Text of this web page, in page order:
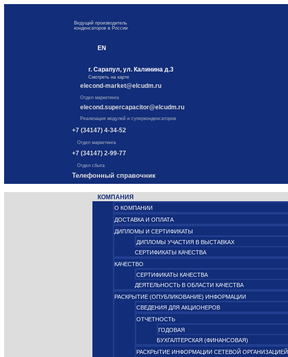
Ведущий производитель
конденсаторов в России
EN
г. Сарапул, ул. Калинина д.3
Смотреть на карте
elecond-market@elcudm.ru
Отдел маркетинга
elecond.supercapacitor@elcudm.ru
Реализация модулей и суперконденсаторов
+7 (34147) 4-34-52
Отдел маркетинга
+7 (34147) 2-99-77
Отдел сбыта
Телефонный справочник
КОМПАНИЯ
О КОМПАНИИ
ДОСТАВКА И ОПЛАТА
ДИПЛОМЫ И СЕРТИФИКАТЫ
ДИПЛОМЫ УЧАСТИЯ В ВЫСТАВКАХ
СЕРТИФИКАТЫ КАЧЕСТВА
КАЧЕСТВО
СЕРТИФИКАТЫ КАЧЕСТВА
ДЕЯТЕЛЬНОСТЬ В ОБЛАСТИ КАЧЕСТВА
РАСКРЫТИЕ (ОПУБЛИКОВАНИЕ) ИНФОРМАЦИИ
СВЕДЕНИЯ ДЛЯ АКЦИОНЕРОВ
ОТЧЕТНОСТЬ
ГОДОВАЯ
БУХГАЛТЕРСКАЯ (ФИНАНСОВАЯ)
РАСКРЫТИЕ ИНФОРМАЦИИ СЕТЕВОЙ ОРГАНИЗАЦИЕЙ